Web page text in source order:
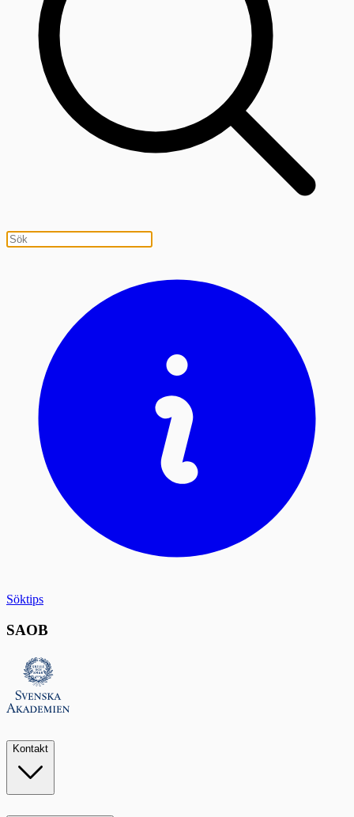
Söktips
SAOB
Kontakt